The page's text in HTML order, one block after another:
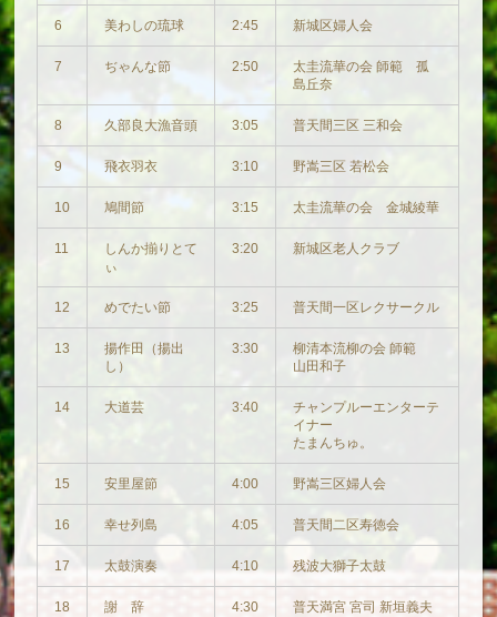
6 美わしの琉球 2:45 新城区婦人会
7 ぢゃんな節 2:50
太圭流華の会 師範 孤
島丘奈
8 久部良大漁音頭 3:05 普天間三区 三和会
9 飛衣羽衣 3:10 野嵩三区 若松会
10 鳩間節 3:15 太圭流華の会 金城綾華
11
しんか揃りとて
ぃ
3:20 新城区老人クラブ
12 めでたい節 3:25 普天間一区レクサークル
13
揚作田（揚出
し）
3:30
柳清本流柳の会 師範
山田和子
14 大道芸 3:40
チャンプルーエンターテ
イナー
たまんちゅ。
15 安里屋節 4:00 野嵩三区婦人会
16 幸せ列島 4:05 普天間二区寿徳会
17 太鼓演奏 4:10 残波大獅子太鼓
18 謝 辞 4:30 普天満宮 宮司 新垣義夫